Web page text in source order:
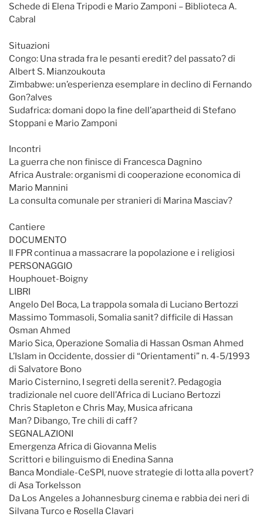
Schede di Elena Tripodi e Mario Zamponi – Biblioteca A.
Cabral
Situazioni
Congo: Una strada fra le pesanti eredit? del passato? di
Albert S. Mianzoukouta
Zimbabwe: un’esperienza esemplare in declino di Fernando
Gon?alves
Sudafrica: domani dopo la fine dell’apartheid di Stefano
Stoppani e Mario Zamponi
Incontri
La guerra che non finisce di Francesca Dagnino
Africa Australe: organismi di cooperazione economica di
Mario Mannini
La consulta comunale per stranieri di Marina Masciav?
Cantiere
DOCUMENTO
Il FPR continua a massacrare la popolazione e i religiosi
PERSONAGGIO
Houphouet-Boigny
LIBRI
Angelo Del Boca, La trappola somala di Luciano Bertozzi
Massimo Tommasoli, Somalia sanit? difficile di Hassan
Osman Ahmed
Mario Sica, Operazione Somalia di Hassan Osman Ahmed
L’Islam in Occidente, dossier di “Orientamenti” n. 4-5/1993
di Salvatore Bono
Mario Cisternino, I segreti della serenit?. Pedagogia
tradizionale nel cuore dell’Africa di Luciano Bertozzi
Chris Stapleton e Chris May, Musica africana
Man? Dibango, Tre chili di caff?
SEGNALAZIONI
Emergenza Africa di Giovanna Melis
Scrittori e bilinguismo di Enedina Sanna
Banca Mondiale-CeSPI, nuove strategie di lotta alla povert?
di Asa Torkelsson
Da Los Angeles a Johannesburg cinema e rabbia dei neri di
Silvana Turco e Rosella Clavari